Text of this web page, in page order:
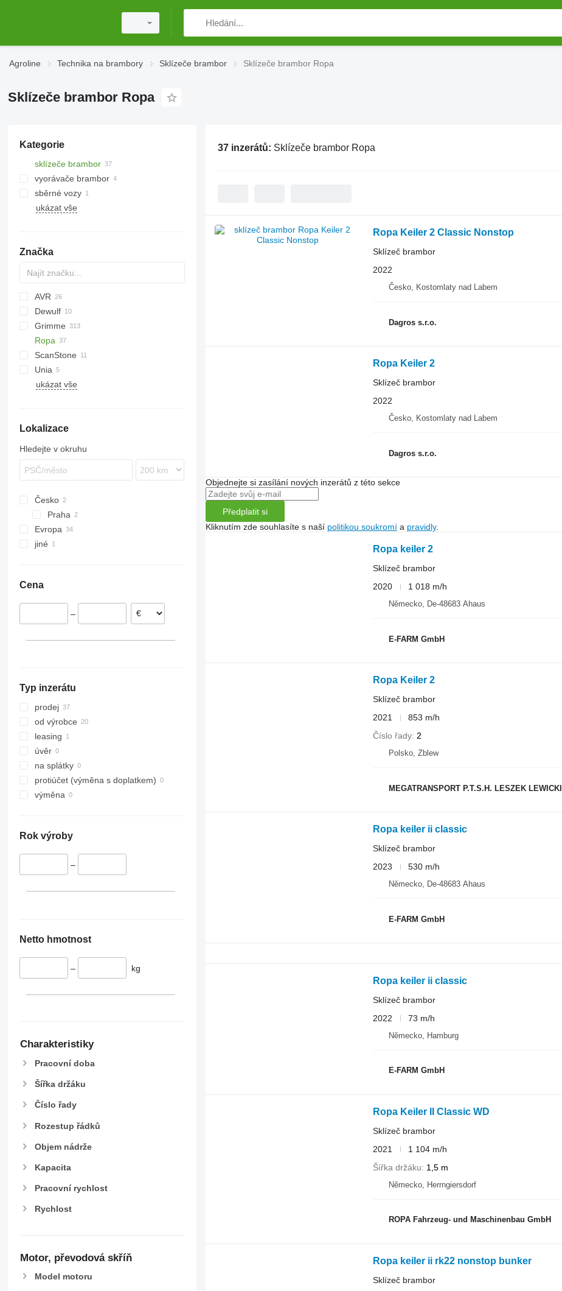
Agroline Technika na brambory Sklízeče brambor Sklízeče brambor Ropa
Sklízeče brambor Ropa
Kategorie
sklízeče brambor
vyorávače brambor
sběrné vozy
ukázat vše
Značka
AVR
Esprit
Puma
Spirit
Dewulf
E series
Grimme
CS
DL
DR
EVO
HT
MK
SE
VARITRON
WH
UN
Ropa
Keiler
ScanStone
Unia
BOLKO
ukázat vše
Lokalizace
Hledejte v okruhu
Česko
Praha
Evropa
jiné
Cena
–
Typ inzerátu
prodej
od výrobce
leasing
úvěr
na splátky
protiúčet (výměna s doplatkem)
výměna
Rok výroby
–
Netto hmotnost
– kg
Charakteristiky
Pracovní doba
Šířka držáku
Číslo řady
Rozestup řádků
Objem nádrže
Kapacita
Pracovní rychlost
Rychlost
Motor, převodová skříň
Model motoru
37 inzerátů: Sklízeče brambor Ropa
Ropa Keiler 2 Classic Nonstop
Sklízeč brambor
2022
Česko, Kostomlaty nad Labem
Dagros s.r.o.
Ropa Keiler 2
Sklízeč brambor
2022
Česko, Kostomlaty nad Labem
Dagros s.r.o.
Objednejte si zasílání nových inzerátů z této sekce
Předplatit si
Kliknutím zde souhlasíte s naší politikou soukromía pravidly.
Ropa keiler 2
Sklízeč brambor
2020
1 018 m/h
Německo, De-48683 Ahaus
E-FARM GmbH
Ropa Keiler 2
Sklízeč brambor
2021
853 m/h
Číslo řady 2
Polsko, Zblew
MEGATRANSPORT P.T.S.H. LESZEK LEWICKI
Ropa keiler ii classic
Sklízeč brambor
2023
530 m/h
Německo, De-48683 Ahaus
E-FARM GmbH
Ropa keiler ii classic
Sklízeč brambor
2022
73 m/h
Německo, Hamburg
E-FARM GmbH
Ropa Keiler II Classic WD
Sklízeč brambor
2021
1 104 m/h
Šířka držáku
1,5 m
Německo, Herrngiersdorf
ROPA Fahrzeug- und Maschinenbau GmbH
Ropa keiler ii rk22 nonstop bunker
Sklízeč brambor